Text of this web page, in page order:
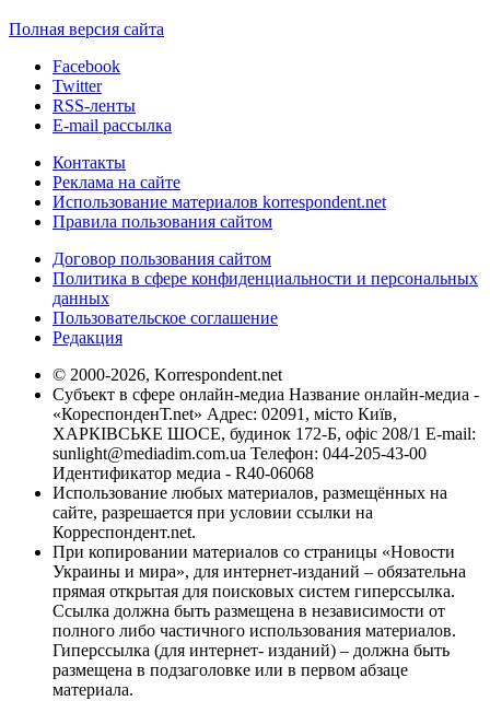
Полная версия сайта
Facebook
Twitter
RSS-ленты
E-mail рассылка
Контакты
Реклама на сайте
Использование материалов korrespondent.net
Правила пользования сайтом
Договор пользования сайтом
Политика в сфере конфиденциальности и персональных
данных
Пользовательское соглашение
Редакция
© 2000-2026, Korrespondent.net
Субъект в сфере онлайн-медиа Название онлайн-медиа -
«КореспонденТ.net» Адрес: 02091, місто Київ,
ХАРКІВСЬКЕ ШОСЕ, будинок 172-Б, офіс 208/1 E-mail:
sunlight@mediadim.com.ua Телефон: 044-205-43-00
Идентификатор медиа - R40-06068
Использование любых материалов, размещённых на
сайте, разрешается при условии ссылки на
Корреспондент.net.
При копировании материалов со страницы «Новости
Украины и мира», для интернет-изданий – обязательна
прямая открытая для поисковых систем гиперссылка.
Ссылка должна быть размещена в независимости от
полного либо частичного использования материалов.
Гиперссылка (для интернет- изданий) – должна быть
размещена в подзаголовке или в первом абзаце
материала.